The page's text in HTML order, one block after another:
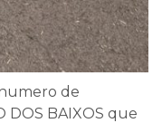
de
DOS BAIXOS que